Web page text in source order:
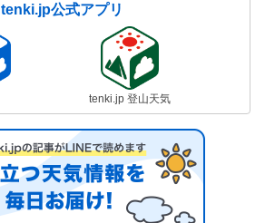
tenki.jp公式アプリ
tenki.jp 登山天気